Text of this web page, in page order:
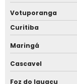
Sistema de ponto
Sistema de ponto
Sistema de ponto
Sistema de ponto
Votuporanga
Curitiba
Maringá
Cascavel
Foz do Iguaçu